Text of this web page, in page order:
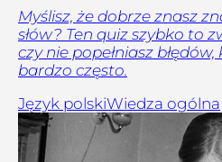
Myślisz, że dobrze znasz
słów? Ten quiz szybko to
czy nie popełniasz
bardzo często.
Język polskiWiedza ogólna